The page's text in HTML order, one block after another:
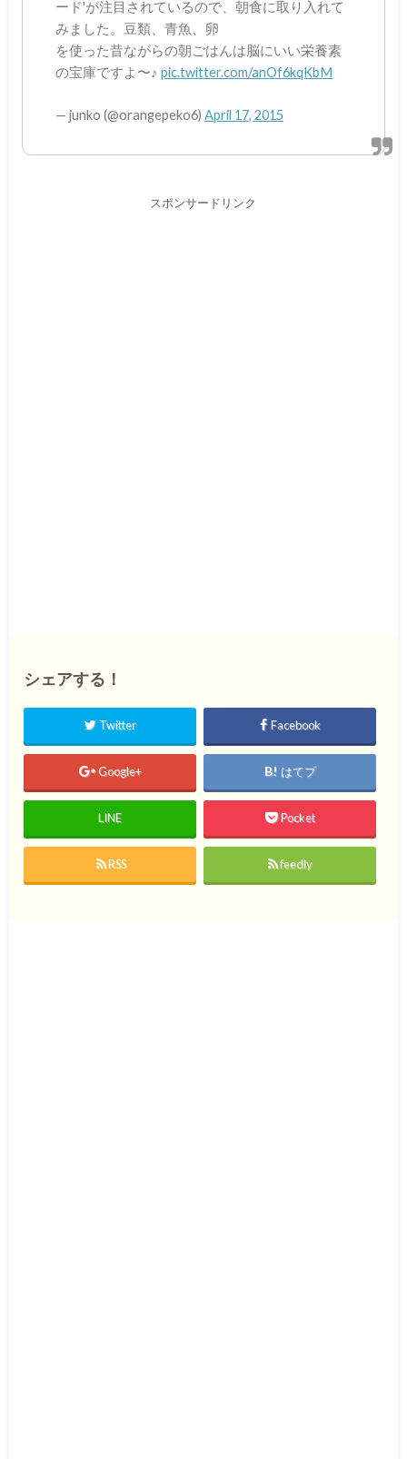
ード'が注目されているので、朝食に取り入れて
みました。豆類、青魚、卵
を使った昔ながらの朝ごはんは脳にいい栄養素
の宝庫ですよ〜♪pic.twitter.com/anOf6kqKbM
— junko (@orangepeko6)April 17, 2015
スポンサードリンク
シェアする！
Twitter Facebook
Google+ はてブ
LINE Pocket
RSS feedly